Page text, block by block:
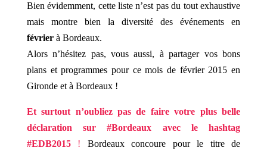
Bien évidemment, cette liste n’est pas du tout exhaustive
mais montre bien la diversité des événements en
févrierà Bordeaux.
Alors n’hésitez pas, vous aussi, à partager vos bons
plans et programmes pour ce mois de février 2015 en
Gironde et à Bordeaux !
Et surtout n’oubliez pas de faire votre plus belle
déclaration sur #Bordeaux avec le hashtag
#EDB2015 ! Bordeaux concoure pour le titre de